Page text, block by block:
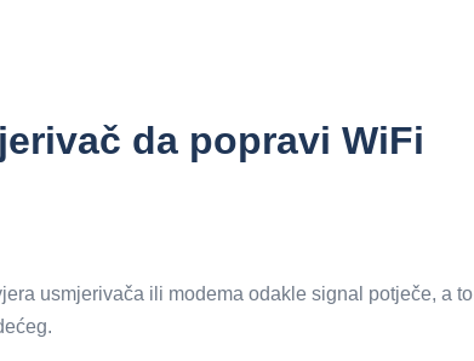
da popravi WiFi
usmjerivača ili modema odakle signal potječe, a to